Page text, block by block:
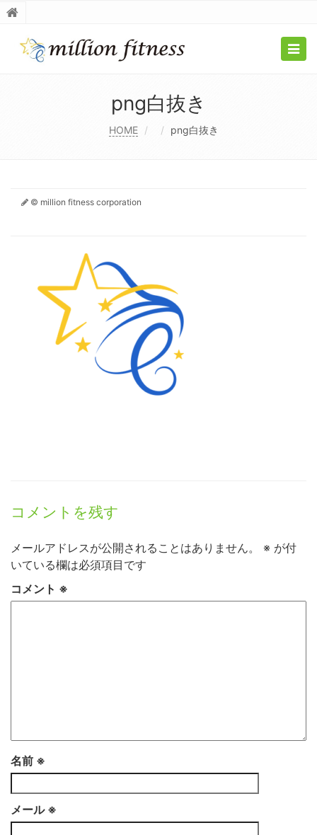
png白抜き
HOME png白抜き
© million fitness corporation
コメントを残す
メールアドレスが公開されることはありません。 ※ が付
いている欄は必須項目です
コメント ※
名前 ※
メール ※